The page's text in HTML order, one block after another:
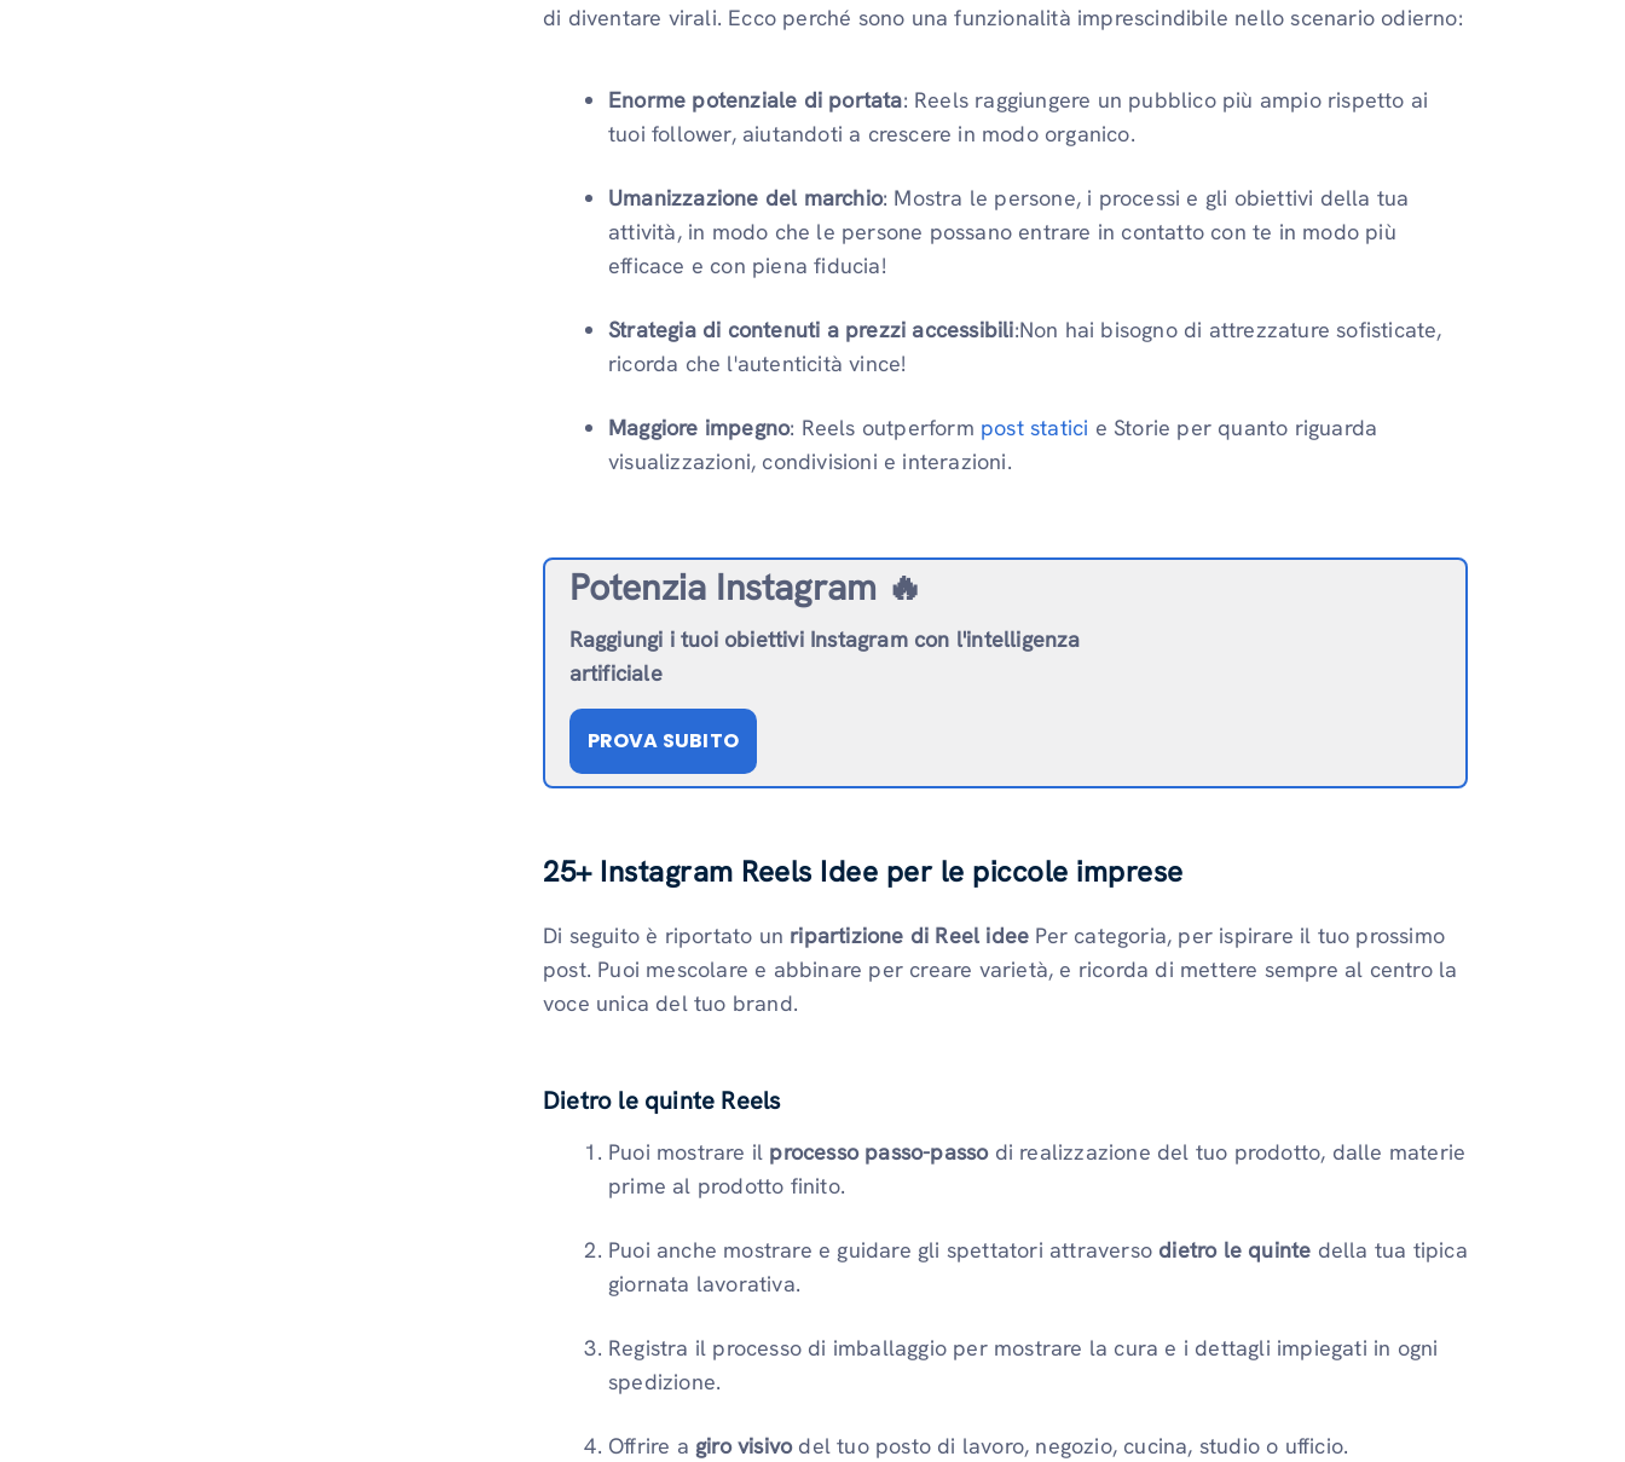
di diventare virali. Ecco perché sono una funzionalità imprescindibile nello scenario odierno:
Enorme potenziale di portata: Reels raggiungere un pubblico più ampio rispetto ai
tuoi follower, aiutandoti a crescere in modo organico.
Umanizzazione del marchio: Mostra le persone, i processi e gli obiettivi della tua
attività, in modo che le persone possano entrare in contatto con te in modo più
efficace e con piena fiducia!
Strategia di contenuti a prezzi accessibili:Non hai bisogno di attrezzature sofisticate,
ricorda che l'autenticità vince!
Maggiore impegno: Reels outperform post statici e Storie per quanto riguarda
visualizzazioni, condivisioni e interazioni.
Potenzia Instagram 🔥
Raggiungi i tuoi obiettivi Instagram con l'intelligenza
artificiale
PROVA SUBITO
25+ Instagram Reels Idee per le piccole imprese
Di seguito è riportato un ripartizione di Reel idee Per categoria, per ispirare il tuo prossimo
post. Puoi mescolare e abbinare per creare varietà, e ricorda di mettere sempre al centro la
voce unica del tuo brand.
Dietro le quinte Reels
Puoi mostrare il processo passo-passodi realizzazione del tuo prodotto, dalle materie
prime al prodotto finito.
Puoi anche mostrare e guidare gli spettatori attraverso dietro le quinte della tua tipica
giornata lavorativa.
Registra il processo di imballaggio per mostrare la cura e i dettagli impiegati in ogni
spedizione.
Offrire a giro visivodel tuo posto di lavoro, negozio, cucina, studio o ufficio.